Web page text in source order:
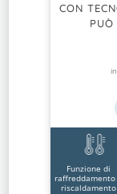
CON
PUÒ
Funzione di
raffreddamento
riscaldamento